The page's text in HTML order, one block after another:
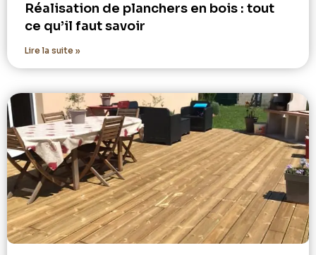
Réalisation de planchers en bois : tout
ce qu’il faut savoir
Lire la suite »